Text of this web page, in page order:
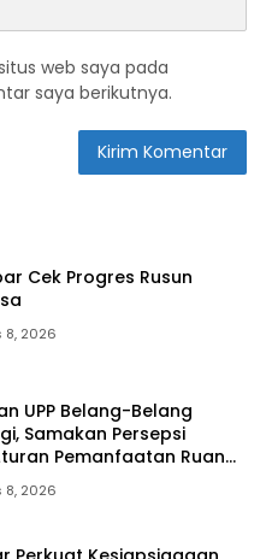
web saya pada
saya berikutnya.
Cek Progres Rusun
8, 2026
UPP Belang-Belang
Samakan Persepsi
Pemanfaatan Ruang
8, 2026